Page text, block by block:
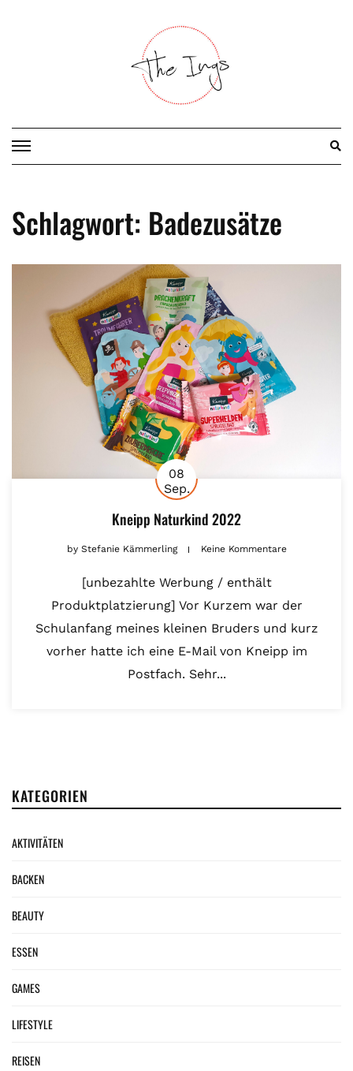
Schlagwort: Badezusätze
08
Sep.
Kneipp Naturkind 2022
byStefanie Kämmerling Keine Kommentare
[unbezahlte Werbung / enthält
Produktplatzierung] Vor Kurzem war der
Schulanfang meines kleinen Bruders und kurz
vorher hatte ich eine E-Mail von Kneipp im
Postfach. Sehr...
KATEGORIEN
AKTIVITÄTEN
BACKEN
BEAUTY
ESSEN
GAMES
LIFESTYLE
REISEN